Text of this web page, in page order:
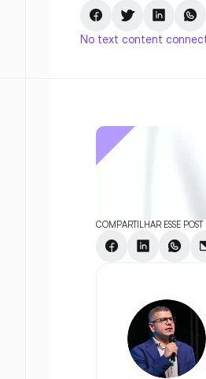
No text content
COMPARTILHAR ESSE POST